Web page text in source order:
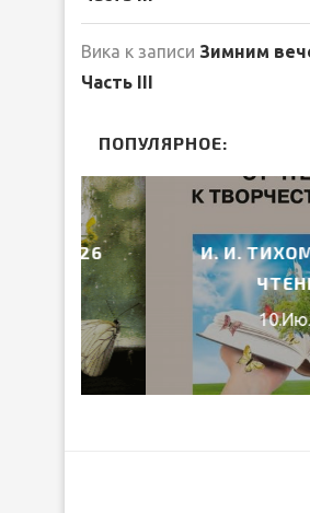
Вика к записи Зимним
Часть III
ПОПУЛЯРНОЕ:
И. И.
ЧТЕНИЯ –...
10.Июл.2026